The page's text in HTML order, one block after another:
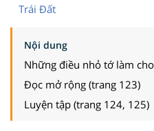
Trái Đất
Nội dung
Những điều nhỏ tớ làm
Đọc mở rộng (trang 123)
Luyện tập (trang 124, 125)